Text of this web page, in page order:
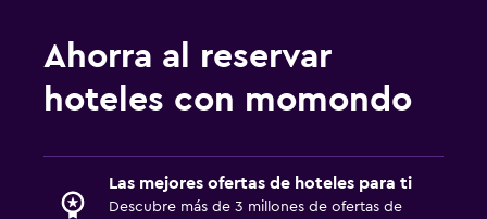
Ahorra al reservar
hoteles con momondo
Las mejores ofertas de hoteles para ti
Descubre más de 3 millones de ofertas de